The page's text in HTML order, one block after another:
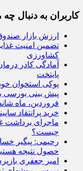
کاربران به دنبال
ارزش بازار صندوق‌های
کشاورزی
پایتخت
پوکی استخوان
پیش بینی بورسی
فروردین، ماه
خرید پرانتقاد
ماجرای برداشت
چیست؟
رحیمی: پیگیر
حصول نتیجه
امیر جعفری